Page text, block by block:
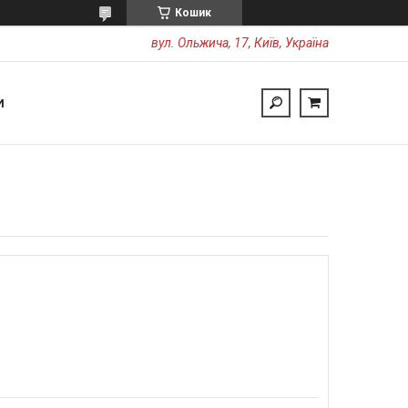
Кошик
вул. Ольжича, 17, Київ, Україна